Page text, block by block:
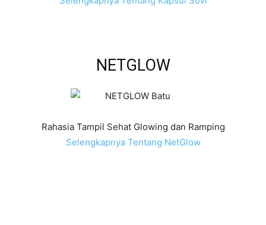
NETGLOW
Rahasia Tampil Sehat Glowing dan Ramping
Selengkapnya Tentang NetGlow